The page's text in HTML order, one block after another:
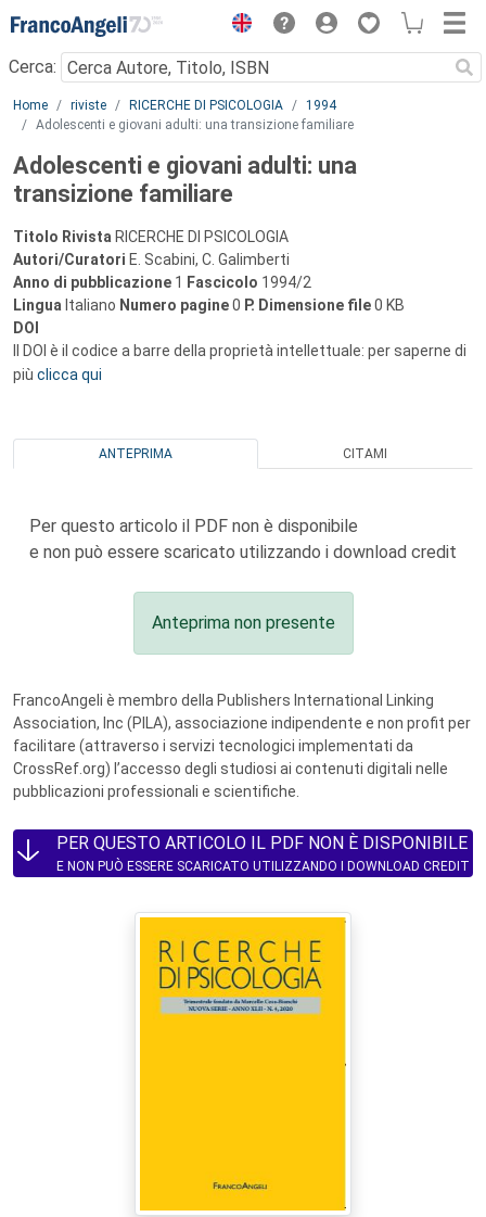
Menu
Cerca:
Main content
Home riviste RICERCHE DI PSICOLOGIA
1994
Adolescenti e giovani adulti: una transizione familiare
Adolescenti e giovani adulti: una
transizione familiare
Titolo Rivista RICERCHE DI PSICOLOGIA
Autori/Curatori E. Scabini, C. Galimberti
Anno di pubblicazione 1 Fascicolo 1994/2
Lingua Italiano Numero pagine0 P. Dimensione file0 KB
DOI
Il DOI è il codice a barre della proprietà intellettuale: per saperne di
più clicca qui
ANTEPRIMA CITAMI
Per questo articolo il PDF non è disponibile
e non può essere scaricato utilizzando i download credit
Anteprima non presente
FrancoAngeli è membro della Publishers International Linking
Association, Inc (PILA), associazione indipendente e non profit per
facilitare (attraverso i servizi tecnologici implementati da
CrossRef.org) l’accesso degli studiosi ai contenuti digitali nelle
pubblicazioni professionali e scientifiche.
PER QUESTO ARTICOLO IL PDF NON È DISPONIBILE
E NON PUÒ ESSERE SCARICATO UTILIZZANDO I DOWNLOAD CREDIT